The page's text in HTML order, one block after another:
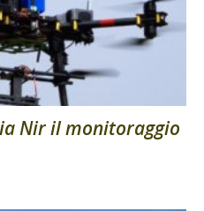
Nir il monitoraggio